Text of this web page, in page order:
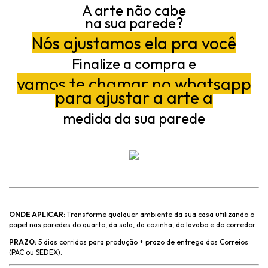
A arte não cabe
na sua parede?
Nós ajustamos ela pra você
Finalize a compra e
vamos te chamar no whatsapp
para ajustar a arte a
medida da sua parede
ONDE APLICAR: Transforme qualquer ambiente da sua casa utilizando o
papel nas paredes do quarto, da sala, da cozinha, do lavabo e do corredor.
PRAZO: 5 dias corridos para produção + prazo de entrega dos Correios
(PAC ou SEDEX).